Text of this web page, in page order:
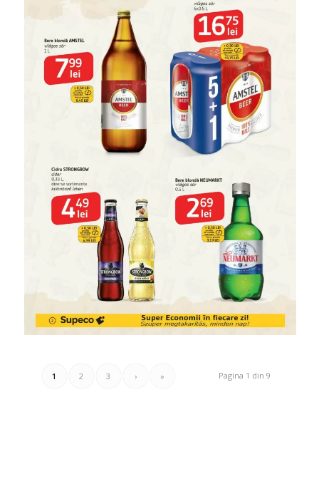
Pagina 1 din 9
1 2 3 › »